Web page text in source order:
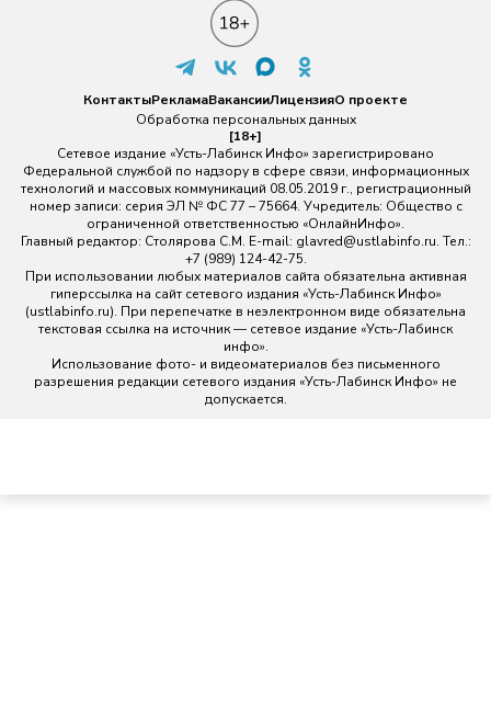
КонтактыРекламаВакансииЛицензияО проекте
Обработка персональных данных
[18+]
Сетевое издание «Усть-Лабинск Инфо» зарегистрировано
Федеральной службой по надзору в сфере связи, информационных
технологий и массовых коммуникаций 08.05.2019 г., регистрационный
номер записи: серия ЭЛ № ФС 77 – 75664. Учредитель: Общество с
ограниченной ответственностью «ОнлайнИнфо».
Главный редактор: Столярова С.М. E-mail: glavred@ustlabinfo.ru. Тел.:
+7 (989) 124-42-75.
При использовании любых материалов сайта обязательна активная
гиперссылка на сайт сетевого издания «Усть-Лабинск Инфо»
(ustlabinfo.ru). При перепечатке в неэлектронном виде обязательна
текстовая ссылка на источник — сетевое издание «Усть-Лабинск
инфо».
Использование фото- и видеоматериалов без письменного
разрешения редакции сетевого издания «Усть-Лабинск Инфо» не
допускается.